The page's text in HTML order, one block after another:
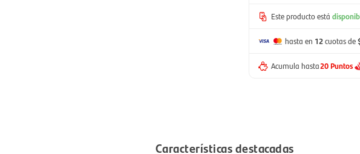
Este producto está
hasta en 12cuotas de
Acumula hasta20 Puntos
Características destacadas